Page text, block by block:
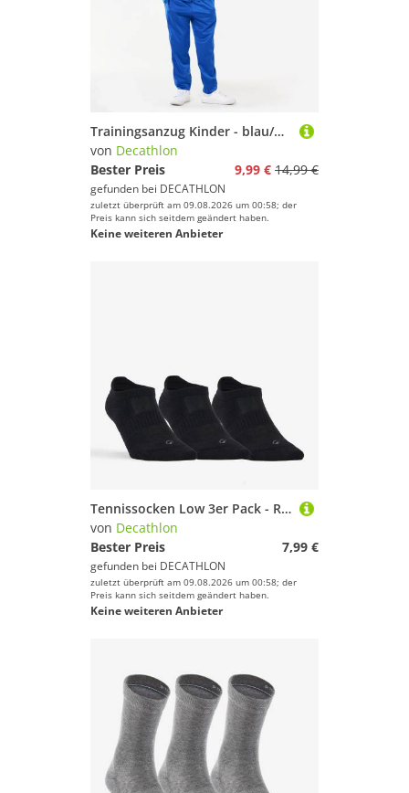
Trainingsanzug Kinder - blau/weiss
von Decathlon
Bester Preis
9,99 € 14,99 €
gefunden bei DECATHLON
zuletzt überprüft am 09.08.2026 um 00:58; der
Preis kann sich seitdem geändert haben.
Keine weiteren Anbieter
Tennissocken Low 3er Pack - RS500 schwarz
von Decathlon
Bester Preis
7,99 €
gefunden bei DECATHLON
zuletzt überprüft am 09.08.2026 um 00:58; der
Preis kann sich seitdem geändert haben.
Keine weiteren Anbieter